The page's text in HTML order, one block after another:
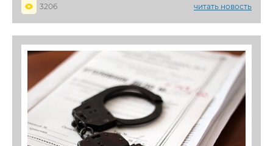
3206 читать новость